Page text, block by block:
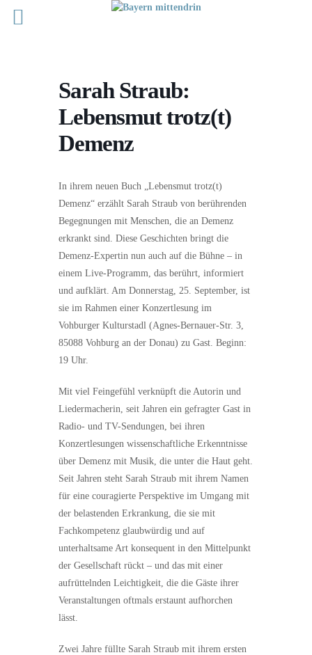
Sarah Straub:
Lebensmut trotz(t)
Demenz
In ihrem neuen Buch „Lebensmut trotz(t)
Demenz“ erzählt Sarah Straub von berührenden
Begegnungen mit Menschen, die an Demenz
erkrankt sind. Diese Geschichten bringt die
Demenz-Expertin nun auch auf die Bühne – in
einem Live-Programm, das berührt, informiert
und aufklärt. Am Donnerstag, 25. September, ist
sie im Rahmen einer Konzertlesung im
Vohburger Kulturstadl (Agnes-Bernauer-Str. 3,
85088 Vohburg an der Donau) zu Gast. Beginn:
19 Uhr.
Mit viel Feingefühl verknüpft die Autorin und
Liedermacherin, seit Jahren ein gefragter Gast in
Radio- und TV-Sendungen, bei ihren
Konzertlesungen wissenschaftliche Erkenntnisse
über Demenz mit Musik, die unter die Haut geht.
Seit Jahren steht Sarah Straub mit ihrem Namen
für eine couragierte Perspektive im Umgang mit
der belastenden Erkrankung, die sie mit
Fachkompetenz glaubwürdig und auf
unterhaltsame Art konsequent in den Mittelpunkt
der Gesellschaft rückt – und das mit einer
aufrüttelnden Leichtigkeit, die die Gäste ihrer
Veranstaltungen oftmals erstaunt aufhorchen
lässt.
Zwei Jahre füllte Sarah Straub mit ihrem ersten